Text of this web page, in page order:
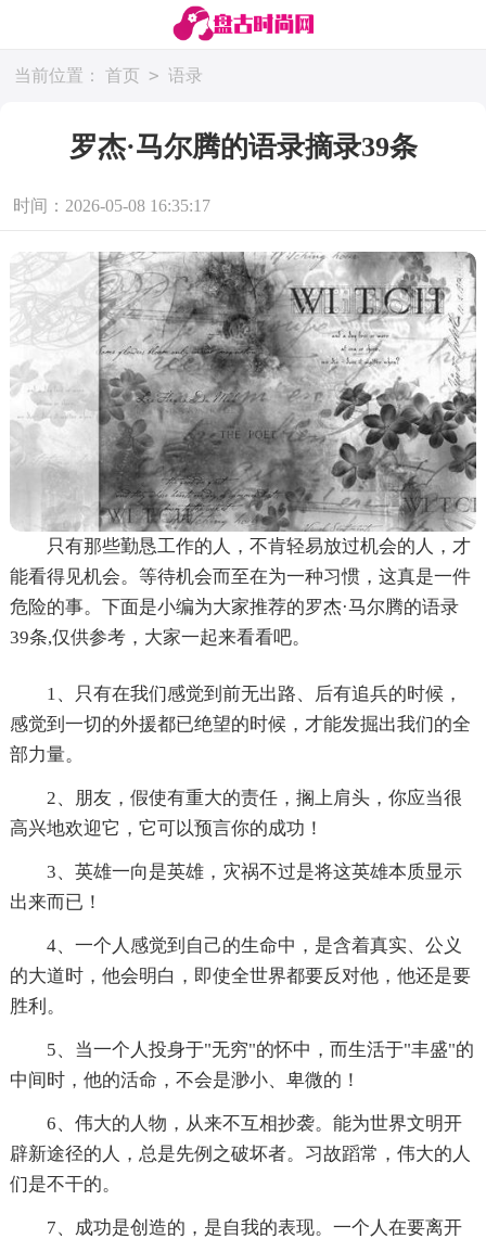
当前位置： 首页 > 语录
罗杰·马尔腾的语录摘录39条
时间：2026-05-08 16:35:17
只有那些勤恳工作的人，不肯轻易放过机会的人，才
能看得见机会。等待机会而至在为一种习惯，这真是一件
危险的事。下面是小编为大家推荐的罗杰·马尔腾的语录
39条,仅供参考，大家一起来看看吧。
1、只有在我们感觉到前无出路、后有追兵的时候，
感觉到一切的外援都已绝望的时候，才能发掘出我们的全
部力量。
2、朋友，假使有重大的责任，搁上肩头，你应当很
高兴地欢迎它，它可以预言你的成功！
3、英雄一向是英雄，灾祸不过是将这英雄本质显示
出来而已！
4、一个人感觉到自己的生命中，是含着真实、公义
的大道时，他会明白，即使全世界都要反对他，他还是要
胜利。
5、当一个人投身于"无穷"的怀中，而生活于"丰盛"的
中间时，他的活命，不会是渺小、卑微的！
6、伟大的人物，从来不互相抄袭。能为世界文明开
辟新途径的人，总是先例之破坏者。习故蹈常，伟大的人
们是不干的。
7、成功是创造的，是自我的表现。一个人在要离开